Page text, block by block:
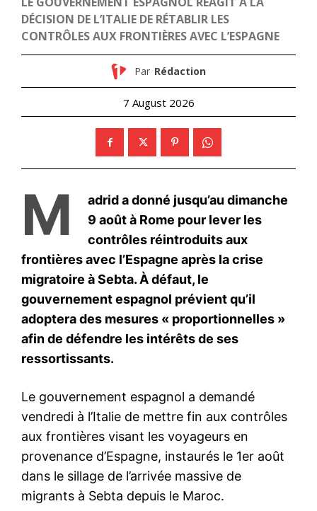
le1.ma
l'intelligence de
Insight Publications
À propos
Nous contacter
Formules d’abonnement